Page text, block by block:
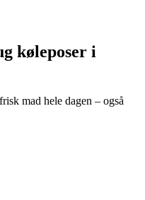
køleposer i
mad hele dagen – også